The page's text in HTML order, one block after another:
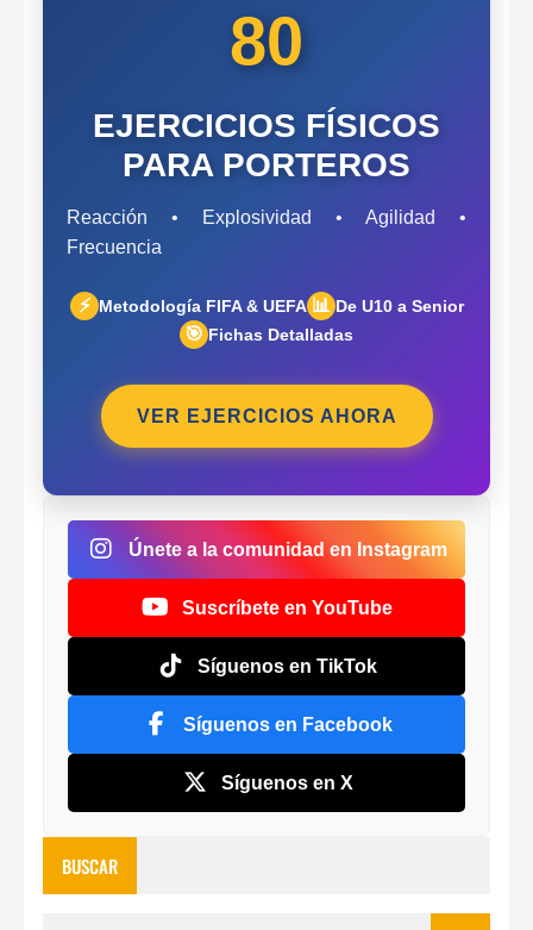
80
EJERCICIOS FÍSICOS
PARA PORTEROS
Reacción • Explosividad • Agilidad •
Frecuencia
⚡ Metodología FIFA & UEFA 📊 De U10 a Senior
🎯 Fichas Detalladas
VER EJERCICIOS AHORA
Únete a la comunidad en Instagram
Suscríbete en YouTube
Síguenos en TikTok
Síguenos en Facebook
Síguenos en X
BUSCAR